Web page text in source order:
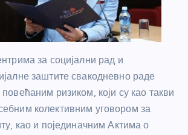
за социјални рад и
заштите свакодневно раде
ризиком, који су као такви
колективним уговором за
као и појединачним Актима о